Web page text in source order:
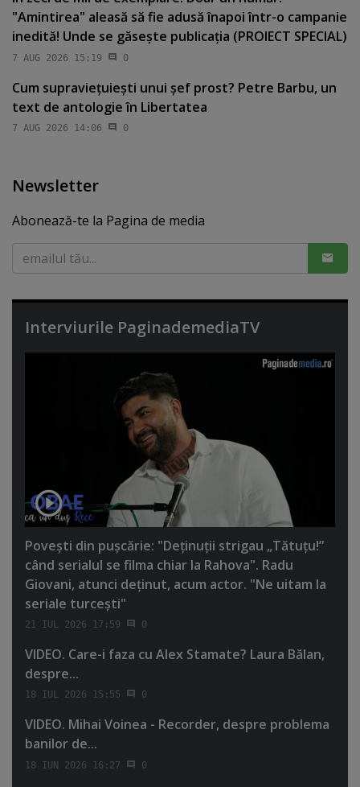
"Amintirea" aleasă să fie adusă înapoi într-o campanie
inedită! Unde se găseşte publicaţia (PROIECT SPECIAL)
7 AUG 2026 15:19 0
Cum supravieţuieşti unui şef prost? Petre Barbu, un
text de antologie în Libertatea
7 AUG 2026 14:06 0
Newsletter
Abonează-te la Pagina de media
Interviurile PaginademediaTV
Poveşti din puşcărie: "Deţinuţii strigau „Tătuţu!”
când serialul se filma chiar la Rahova". Radu
Giovani, atunci deţinut, acum actor. "Ne uitam la
seriale turceşti"
21 IUL 2026 17:59 0
VIDEO. Care-i faza cu Alex Stamate? Laura Bălan,
despre...
18 IUL 2026 15:55 0
VIDEO. Mihai Voinea - Recorder, despre problema
banilor de...
18 IUN 2026 16:27 0